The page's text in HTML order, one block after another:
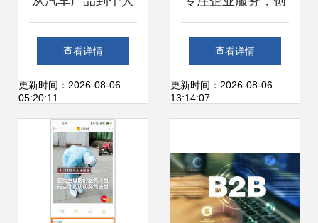
交通服务 互联网造
车的渐进过程分析
查看详情
更新时间：2026-08-06
05:20:11
蓝253再次登榜中
国互联网百强企业
化
查看详情
更新时间：2026-08-06
13:14:07